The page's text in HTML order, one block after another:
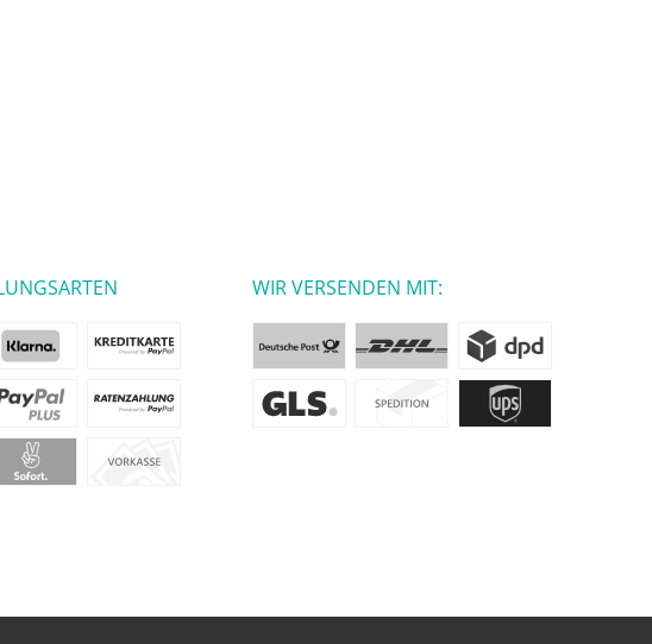
WIR VERSENDEN MIT: